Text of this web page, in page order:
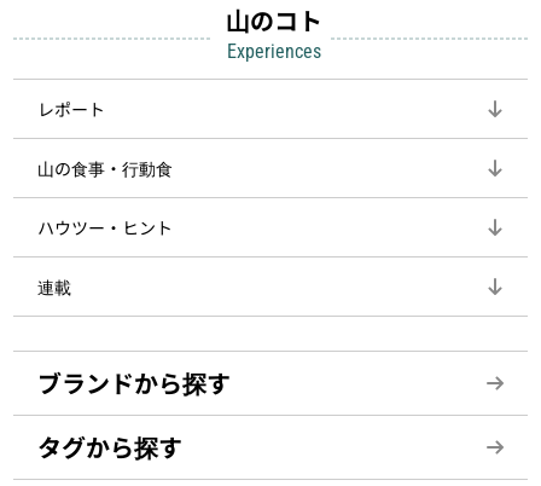
山のコト
Experiences
レポート
山の食事・行動食
ハウツー・ヒント
連載
ブランドから探す
タグから探す